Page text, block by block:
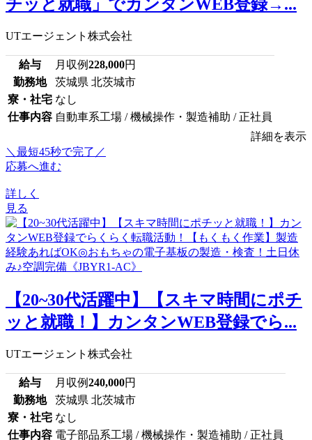
チッと就職」でカンタンWEB登録→...
UTエージェント株式会社
給与 月収例228,000円
勤務地
茨城県 北茨城市
寮・社宅 なし
仕事内容 自動車系工場 / 機械操作・製造補助 / 正社員
詳細を表示
＼最短45秒で完了／
応募へ進む
詳しく
見る
【20~30代活躍中】【スキマ時間にポチ
ッと就職！】カンタンWEB登録でら...
UTエージェント株式会社
給与 月収例240,000円
勤務地
茨城県 北茨城市
寮・社宅 なし
仕事内容 電子部品系工場 / 機械操作・製造補助 / 正社員